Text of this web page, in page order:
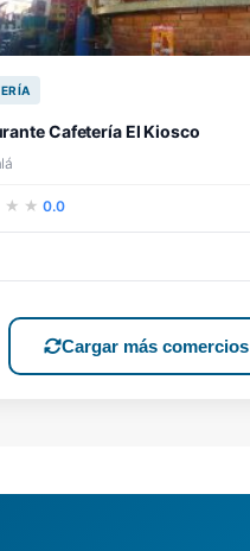
Cafetería El Kiosco
0.0
Cargar más comercios